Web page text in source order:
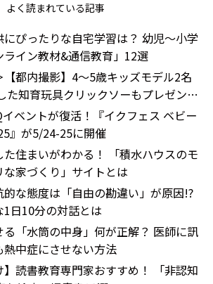
よく読まれている記事
にぴったりな自宅学習は？ 幼児〜小学
ライン教材&通信教育」12選
【都内撮影】4～5歳キッズモデル2名
た知育玩具クリックソーもプレゼン
ベントが復活！『イクフェス ベビー
』が5/24-25に開催
た住まいがわかる！ 「積水ハウスのモ
な家づくり」サイトとは
的な態度は「自由の勘違い」が原因!?
日10分の対話とは
る「水筒の中身」何が正解？ 医師に訊
熱中症にさせない方法
】読書教育専門家おすすめ！ 「非認知